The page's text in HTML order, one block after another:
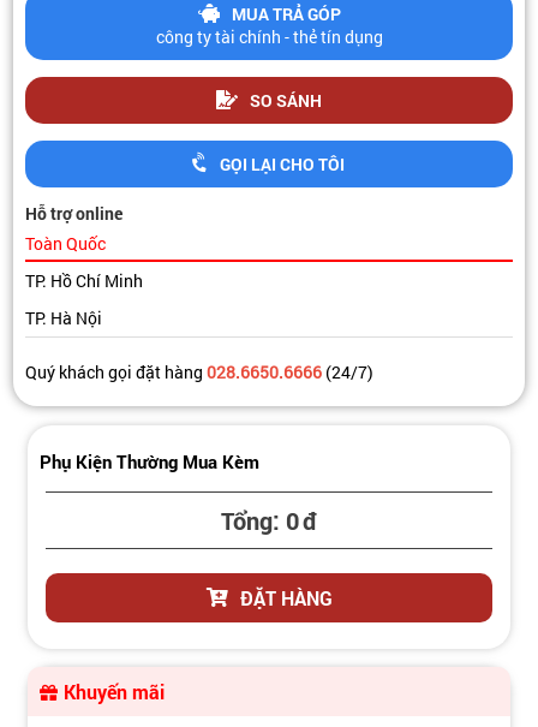
MUA TRẢ GÓP
công ty tài chính - thẻ tín dụng
SO SÁNH
GỌI LẠI CHO TÔI
Hỗ trợ online
Toàn Quốc
TP. Hồ Chí Minh
TP. Hà Nội
Quý khách gọi đặt hàng028.6650.6666 (24/7)
Phụ Kiện Thường Mua Kèm
Tổng: 0đ
ĐẶT HÀNG
Khuyến mãi